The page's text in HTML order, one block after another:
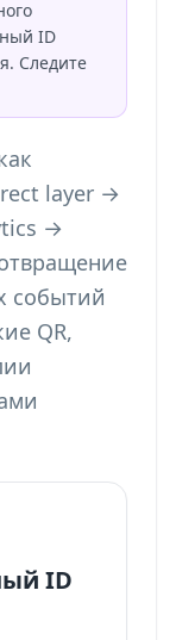
ID
Следите
layer →
→
событий
QR,
ID